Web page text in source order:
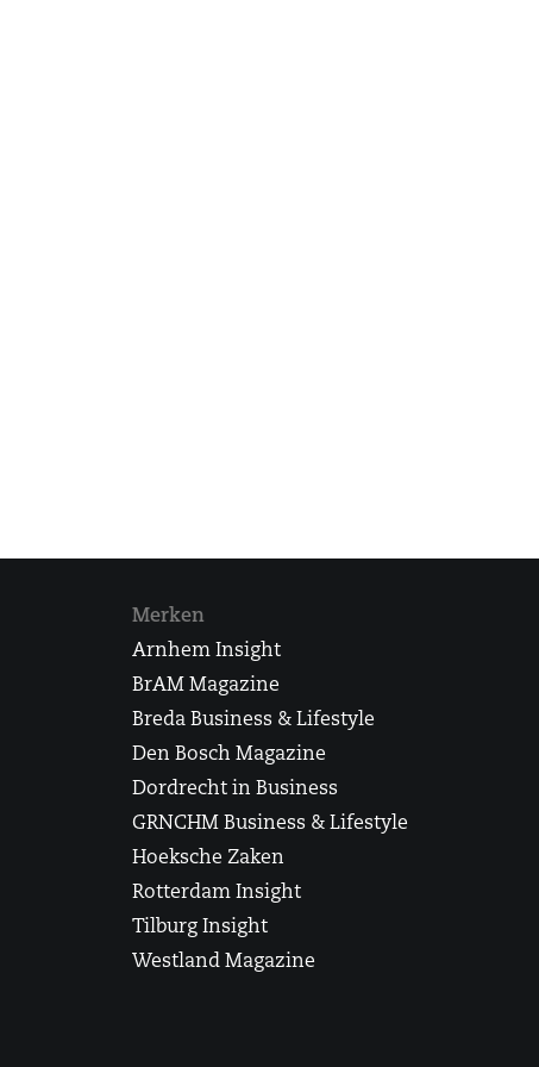
Merken
Arnhem Insight
BrAM Magazine
Breda Business & Lifestyle
Den Bosch Magazine
Dordrecht in Business
GRNCHM Business & Lifestyle
Hoeksche Zaken
Rotterdam Insight
Tilburg Insight
Westland Magazine